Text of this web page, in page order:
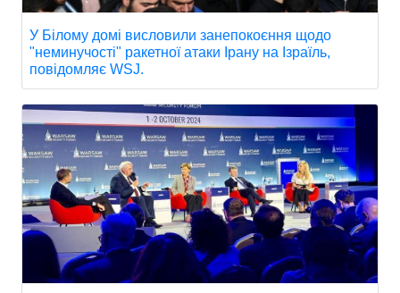
У Білому домі висловили занепокоєння щодо
"неминучості" ракетної атаки Ірану на Ізраїль,
повідомляє WSJ.